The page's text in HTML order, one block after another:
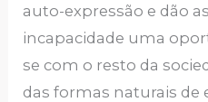
auto-expressão e dão
incapacidade uma
se com o resto da
das formas naturais de